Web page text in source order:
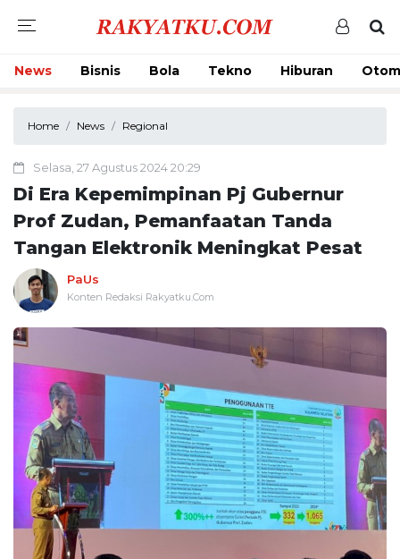
News Bisnis Bola Tekno Hiburan
Home News Regional
Selasa, 27 Agustus 2024 20:29
Di Era Kepemimpinan Pj Gubernur
Prof Zudan, Pemanfaatan Tanda
Tangan Elektronik Meningkat Pesat
PaUs
Konten Redaksi Rakyatku.Com